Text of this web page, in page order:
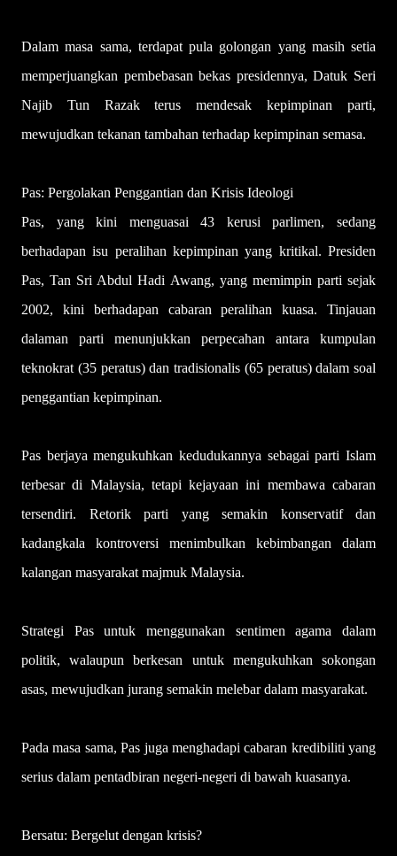
Dalam masa sama, terdapat pula golongan yang masih setia
memperjuangkan pembebasan bekas presidennya, Datuk Seri
Najib Tun Razak terus mendesak kepimpinan parti,
mewujudkan tekanan tambahan terhadap kepimpinan semasa.
Pas: Pergolakan Penggantian dan Krisis Ideologi
Pas, yang kini menguasai 43 kerusi parlimen, sedang
berhadapan isu peralihan kepimpinan yang kritikal. Presiden
Pas, Tan Sri Abdul Hadi Awang, yang memimpin parti sejak
2002, kini berhadapan cabaran peralihan kuasa. Tinjauan
dalaman parti menunjukkan perpecahan antara kumpulan
teknokrat (35 peratus) dan tradisionalis (65 peratus) dalam soal
penggantian kepimpinan.
Pas berjaya mengukuhkan kedudukannya sebagai parti Islam
terbesar di Malaysia, tetapi kejayaan ini membawa cabaran
tersendiri. Retorik parti yang semakin konservatif dan
kadangkala kontroversi menimbulkan kebimbangan dalam
kalangan masyarakat majmuk Malaysia.
Strategi Pas untuk menggunakan sentimen agama dalam
politik, walaupun berkesan untuk mengukuhkan sokongan
asas, mewujudkan jurang semakin melebar dalam masyarakat.
Pada masa sama, Pas juga menghadapi cabaran kredibiliti yang
serius dalam pentadbiran negeri-negeri di bawah kuasanya.
Bersatu: Bergelut dengan krisis?